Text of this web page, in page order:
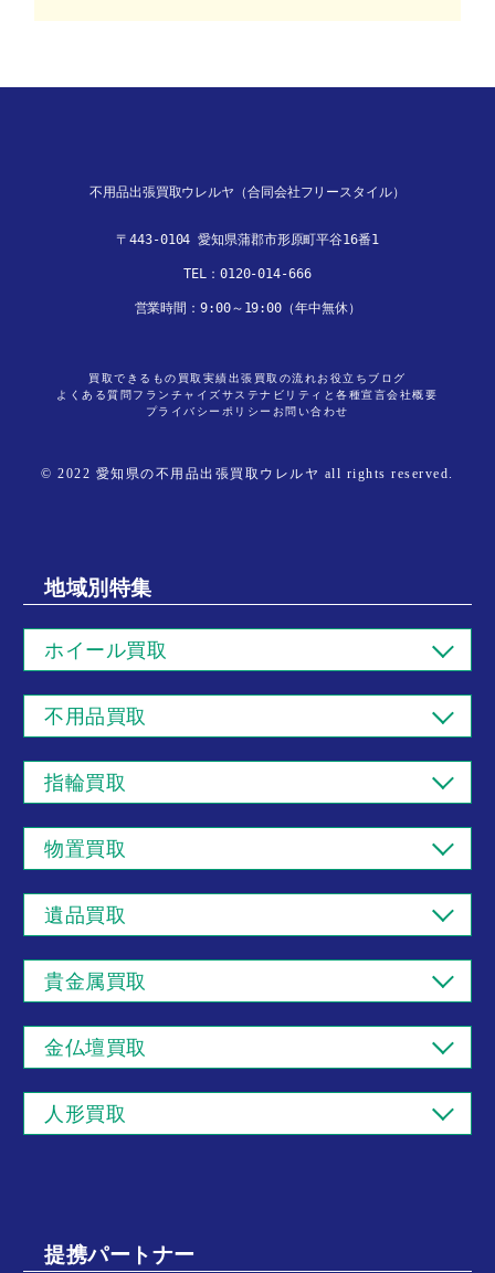
不用品出張買取ウレルヤ（合同会社フリースタイル）
〒443-0104 愛知県蒲郡市形原町平谷16番1
TEL： 0120-014-666
営業時間：9:00～19:00（年中無休）
買取できるもの 買取実績出張買取の流れお役立ちブログ
よくある質問 フランチャイズサステナビリティと各種宣言会社概要
プライバシーポリシー お問い合わせ
© 2022 愛知県の不用品出張買取ウレルヤ all rights reserved.
地域別特集
ホイール買取
不用品買取
指輪買取
物置買取
遺品買取
貴金属買取
金仏壇買取
人形買取
提携パートナー